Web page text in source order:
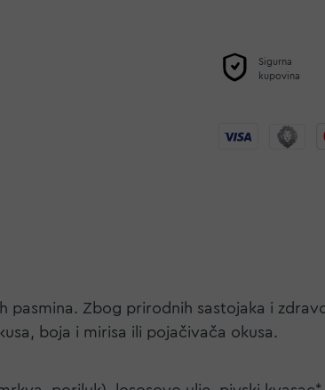
Sigurna
kupovina
pasmina. Zbog prirodnih sastojaka i
boja i mirisa ili pojačivača okusa.